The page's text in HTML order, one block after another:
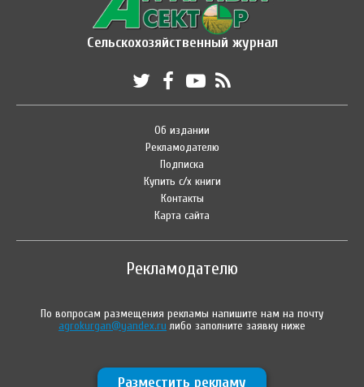
Сельскохозяйственный журнал
Об издании
Рекламодателю
Подписка
Купить с/х книги
Контакты
Карта сайта
Рекламодателю
По вопросам размещения рекламы напишите нам на почту
agrokurgan@yandex.ru либо заполните заявку ниже
Разместить рекламу